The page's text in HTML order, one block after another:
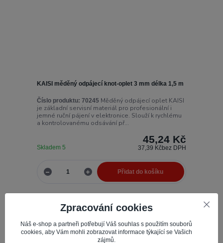
KAISI měděný odpájecí knot-oplet 3 mm délka 1,5 m
Číslo produktu: 70245 Měděný odpájecí oplet KAISI
je základní servisní materiál pro profesionální i
jemné ruční pájení v elektronice. Slouží k rychlému
a kontrolovanému odsávání př...
45,24 Kč
37,39 Kčbez DPH
Skladem 5
Přidat do košíku
Zpracování cookies
Náš e-shop a partneři potřebují Váš souhlas s použitím souborů
cookies, aby Vám mohli zobrazovat informace týkající se Vašich
zájmů.